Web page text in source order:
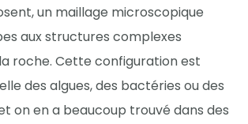
un maillage microscopique
aux structures complexes
roche. Cette configuration est
des algues, des bactéries ou des
on en a beaucoup trouvé dans des